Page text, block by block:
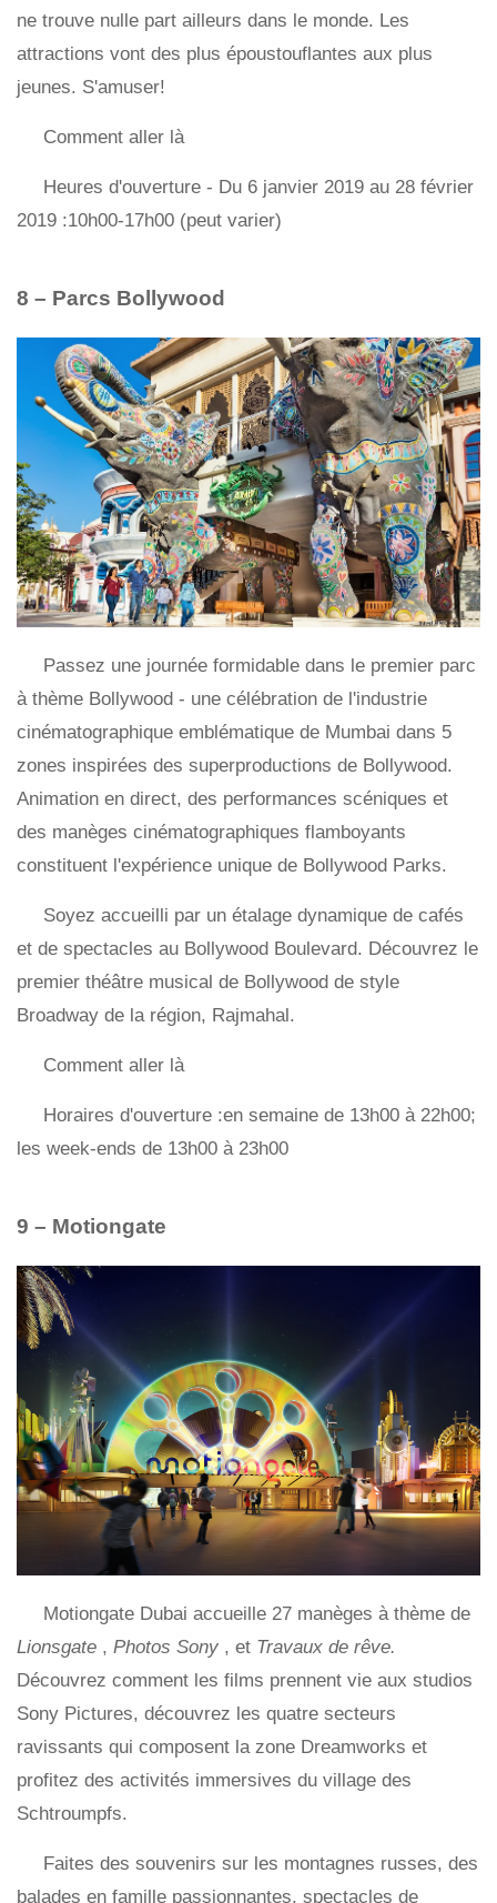
ne trouve nulle part ailleurs dans le monde. Les
attractions vont des plus époustouflantes aux plus
jeunes. S'amuser!
Comment aller là
Heures d'ouverture - Du 6 janvier 2019 au 28 février
2019 :10h00-17h00 (peut varier)
8 – Parcs Bollywood
Passez une journée formidable dans le premier parc
à thème Bollywood - une célébration de l'industrie
cinématographique emblématique de Mumbai dans 5
zones inspirées des superproductions de Bollywood.
Animation en direct, des performances scéniques et
des manèges cinématographiques flamboyants
constituent l'expérience unique de Bollywood Parks.
Soyez accueilli par un étalage dynamique de cafés
et de spectacles au Bollywood Boulevard. Découvrez le
premier théâtre musical de Bollywood de style
Broadway de la région, Rajmahal.
Comment aller là
Horaires d'ouverture :en semaine de 13h00 à 22h00;
les week-ends de 13h00 à 23h00
9 – Motiongate
Motiongate Dubai accueille 27 manèges à thème de
Lionsgate , Photos Sony , et Travaux de rêve.
Découvrez comment les films prennent vie aux studios
Sony Pictures, découvrez les quatre secteurs
ravissants qui composent la zone Dreamworks et
profitez des activités immersives du village des
Schtroumpfs.
Faites des souvenirs sur les montagnes russes, des
balades en famille passionnantes, spectacles de